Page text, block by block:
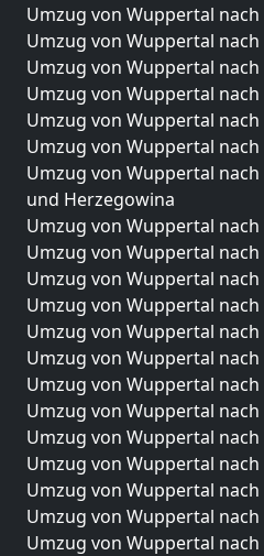
Umzug von Wuppertal nach
Umzug von Wuppertal nach
Umzug von Wuppertal
Umzug von Wuppertal
Umzug von Wuppertal nach
Umzug von Wuppertal
Umzug von Wuppertal nach
und Herzegowina
Umzug von Wuppertal
Umzug von Wuppertal
Umzug von Wuppertal nach
Umzug von Wuppertal
Umzug von Wuppertal nach
Umzug von Wuppertal nach
Umzug von Wuppertal
Umzug von Wuppertal
Umzug von Wuppertal
Umzug von Wuppertal
Umzug von Wuppertal
Umzug von Wuppertal
Umzug von Wuppertal